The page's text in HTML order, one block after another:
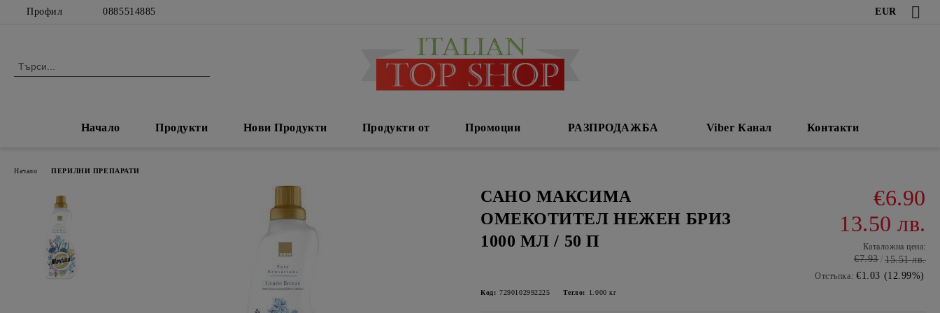
Профил 0885514885 EUR
Начало Продукти Нови Продукти Продукти от Промоции РАЗПРОДАЖБА Viber Канал Контакти
Начало ПЕРИЛНИ ПРЕПАРАТИ
САНО МАКСИМА
ОМЕКОТИТЕЛ НЕЖЕН БРИЗ
1000 МЛ / 50 П
€6.90
13.50 лв.
Каталожна цена:
€7.93 15.51 лв.
Отстъпка: €1.03 (12.99%)
Код: 7290102992225 Тегло: 1.000 кг